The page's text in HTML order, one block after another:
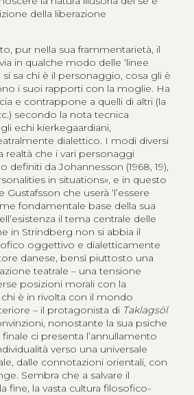
della liberazione
pur nella sua frammentarietà, il
in qualche modo delle ‘linee
si sa chi è il personaggio, cosa gli è
i suoi rapporti con la moglie. Ha
e contrappone a quelli di altri (la
secondo la nota tecnica
echi kierkegaardiani,
dialettico. I modi diversi
realtà che i vari personaggi
definiti da Johannesson (1968, 19),
in situations», e in questo
che userà ‘l’essere
fondamentale base della sua
il tema centrale delle
in Strindberg non si abbia il
oggettivo e dialetticamente
danese, bensì piuttosto una
teatrale – una tensione
posizioni morali con la
è in rivolta con il mondo
– il protagonista di Taklagsöl
nonostante la sua psiche
finale ci presenta l’annullamento
verso una universale
dalle connotazioni orientali, con
Sembra che a salvare il
fine, la vasta cultura filosofico-